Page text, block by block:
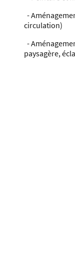
-
circulation)
-
paysagère,